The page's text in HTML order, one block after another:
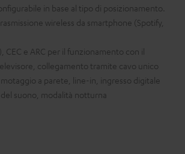
in base al tipo di posizionamento.
wireless da smartphone (Spotify,
CEC e ARC per il funzionamento con il
collegamento tramite cavo unico
a parete, line-in, ingresso digitale
suono, modalità notturna